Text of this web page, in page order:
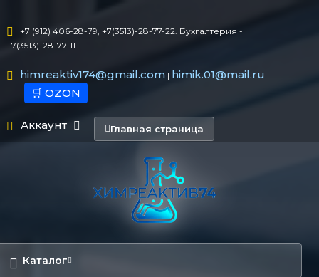
+7 (912) 406-28-79, +7(3513)-28-77-22. Бухгалтерия -
+7(3513)-28-77-11
himreaktiv174@gmail.com| himik.01@mail.ru
🛒 OZON
Аккаунт Главная страница
Каталог